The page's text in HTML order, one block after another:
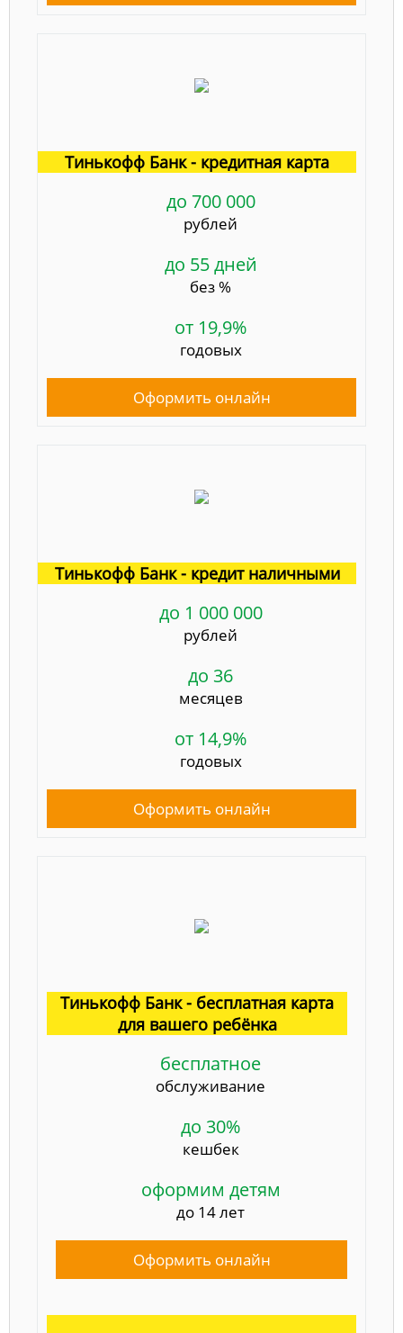
Тинькофф Банк - кредитная карта
до 700 000
рублей
до 55 дней
без %
от 19,9%
годовых
Оформить онлайн
Тинькофф Банк - кредит наличными
до 1 000 000
рублей
до 36
месяцев
от 14,9%
годовых
Оформить онлайн
Тинькофф Банк - бесплатная карта
для вашего ребёнка
бесплатное
обслуживание
до 30%
кешбек
оформим детям
до 14 лет
Оформить онлайн